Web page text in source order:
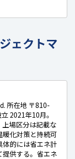
ェクトマ
所在地 〒810-
2021年10月。
場区分は記載な
暖化対策と持続可
体的には省エネ計
供する。省エネ